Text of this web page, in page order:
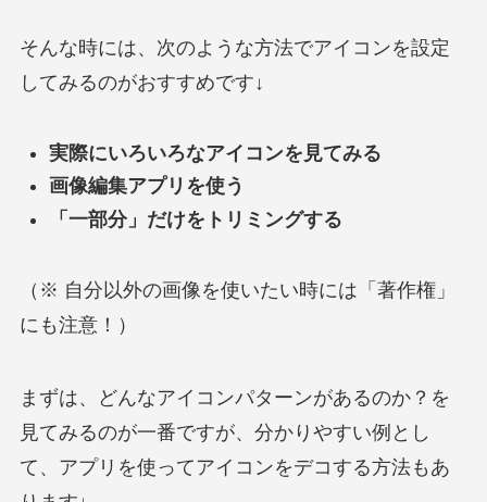
そんな時には、次のような方法でアイコンを設定
してみるのがおすすめです↓
実際にいろいろなアイコンを見てみる
画像編集アプリを使う
「一部分」だけをトリミングする
（※ 自分以外の画像を使いたい時には「著作権」
にも注意！）
まずは、どんなアイコンパターンがあるのか？を
見てみるのが一番ですが、分かりやすい例とし
て、アプリを使ってアイコンをデコする方法もあ